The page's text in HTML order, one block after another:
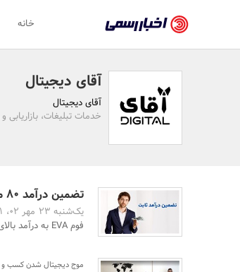
رسمی
-
اخبار
تایید
سازمان‌ها
روابط
عمومی‌ها
خانه
آقای دیجیتال
آقای دیجیتال
خدمات تبلیغات، بازاریابی
تضمین درآمد 80 میلیون تومانی تنها با فروش فوم EVA 💰
یک‌شنبه 23 مهر 02، 22:41 -
فوم EVA به درآمد بالای 80 میلیون تومان دست پیدا کنی ...
موج دیجیتال شدن کسب و